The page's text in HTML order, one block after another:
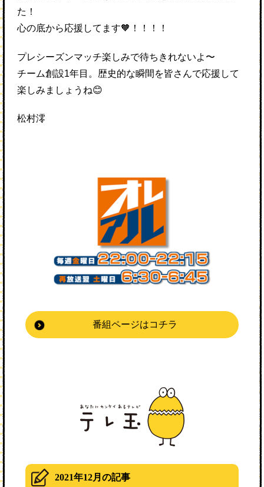
た！
心の底から応援してます🧡！！！！
プレシーズンマッチ楽しみで待ちきれないよ〜
チーム創設1年目。歴史的な瞬間を皆さんで応援して
楽しみましょうね😊
松村澪
番組ページはコチラ
2021年12月の記事